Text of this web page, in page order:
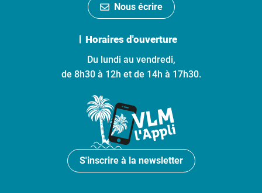
Nous écrire
Horaires d'ouverture
Du lundi au vendredi,
de 8h30 à 12h et de 14h à 17h30.
S'inscrire à la newsletter